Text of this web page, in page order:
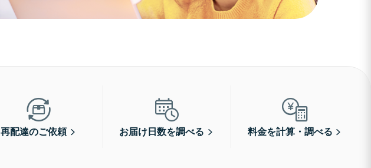
再配達のご依頼 お届け日数を調べる 料金を計算・調べる